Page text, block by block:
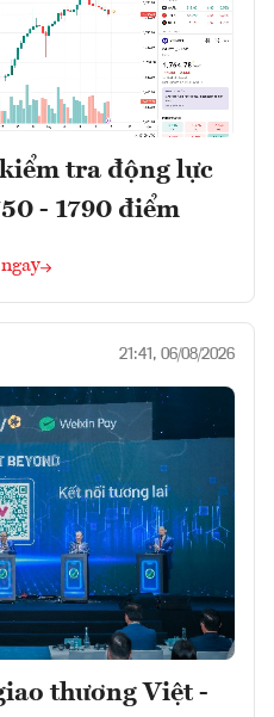
tra động lực
- 1790 điểm
21:41, 06/08/2026
thương Việt -